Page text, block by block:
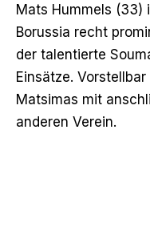
Mats Hummels (33)
Borussia recht
der talentierte
Einsätze.
Matsimas mit
anderen Verein.